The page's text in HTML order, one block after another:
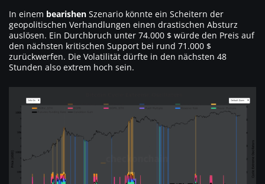
In einem bearishen Szenario könnte ein Scheitern der
geopolitischen Verhandlungen einen drastischen Absturz
auslösen. Ein Durchbruch unter 74.000 $ würde den Preis auf
den nächsten kritischen Support bei rund 71.000 $
zurückwerfen. Die Volatilität dürfte in den nächsten 48
Stunden also extrem hoch sein.